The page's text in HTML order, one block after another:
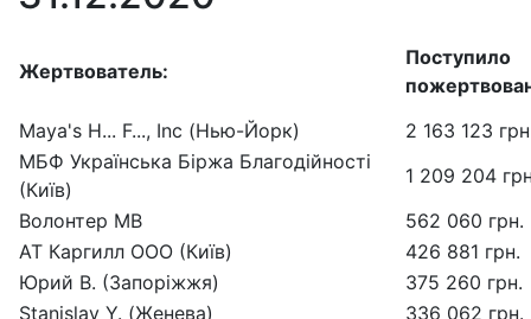
Жертвователь:
Поступило
Maya's H... F..., Inc (Нью-Йорк)
2 163 123
МБФ Українська Біржа Благодійності
(Київ)
1 209 204
Волонтер МВ
562 060 грн.
АТ Каргилл ООО (Київ)
426 881 грн.
Юрий В. (Запоріжжя)
375 260 грн.
Stanislav Y. (Женева)
336 062 грн.